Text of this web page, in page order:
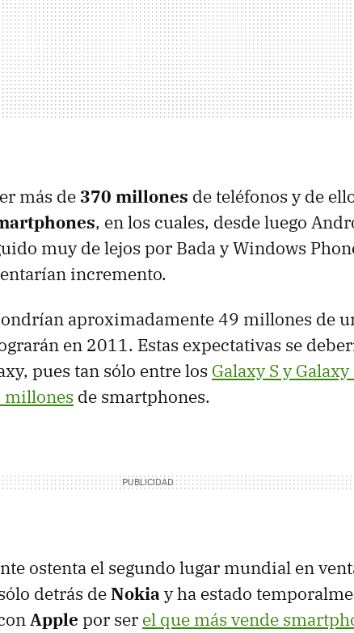
más de 370 millones de teléfonos y de
, en los cuales, desde luego
muy de lejos por Bada y Windows
incremento.
aproximadamente 49 millones de
en 2011. Estas expectativas se
pues tan sólo entre los Galaxy S y
millones de smartphones.
ostenta el segundo lugar mundial en
detrás deNokia y ha estado
Apple por ser el que más vende